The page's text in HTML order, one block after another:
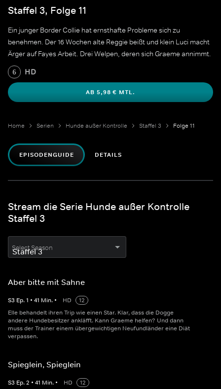
Staffel 3, Folge 11
Ein junger Border Collie hat ernsthafte Probleme sich zu
benehmen. Der 16 Wochen alte Reggie beißt und klein Luci macht
Ärger auf Fayes Arbeit. Drei Welpen, deren sich Graeme annimmt.
6 HD
AB 5,98 € MTL.
Home Serien Hunde außer Kontrolle Staffel 3 Folge 11
EPISODENGUIDE DETAILS
Stream die Serie Hunde außer Kontrolle
Staffel 3
Select Season
Aber bitte mit Sahne
S3 Ep.1 • 41 Min. • HD
12
Elle behandelt ihren Trip wie einen Star. Klar, dass die Dogge
andere Hundebesitzer ankläfft. Kann Graeme helfen? Und dann
muss der Trainer einem übergewichtigen Neufundländer eine Diät
verpassen.
Spieglein, Spieglein
S3 Ep.2 • 41 Min. • HD
12